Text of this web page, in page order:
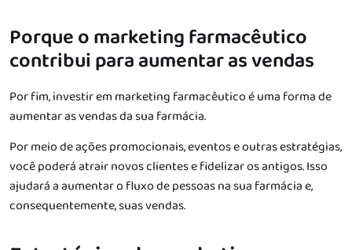
Porque o marketing farmacêutico
contribui para aumentar as vendas
Por fim, investir em marketing farmacêutico é uma forma de
aumentar as vendas da sua farmácia.
Por meio de ações promocionais, eventos e outras estratégias,
você poderá atrair novos clientes e fidelizar os antigos. Isso
ajudará a aumentar o fluxo de pessoas na sua farmácia e,
consequentemente, suas vendas.